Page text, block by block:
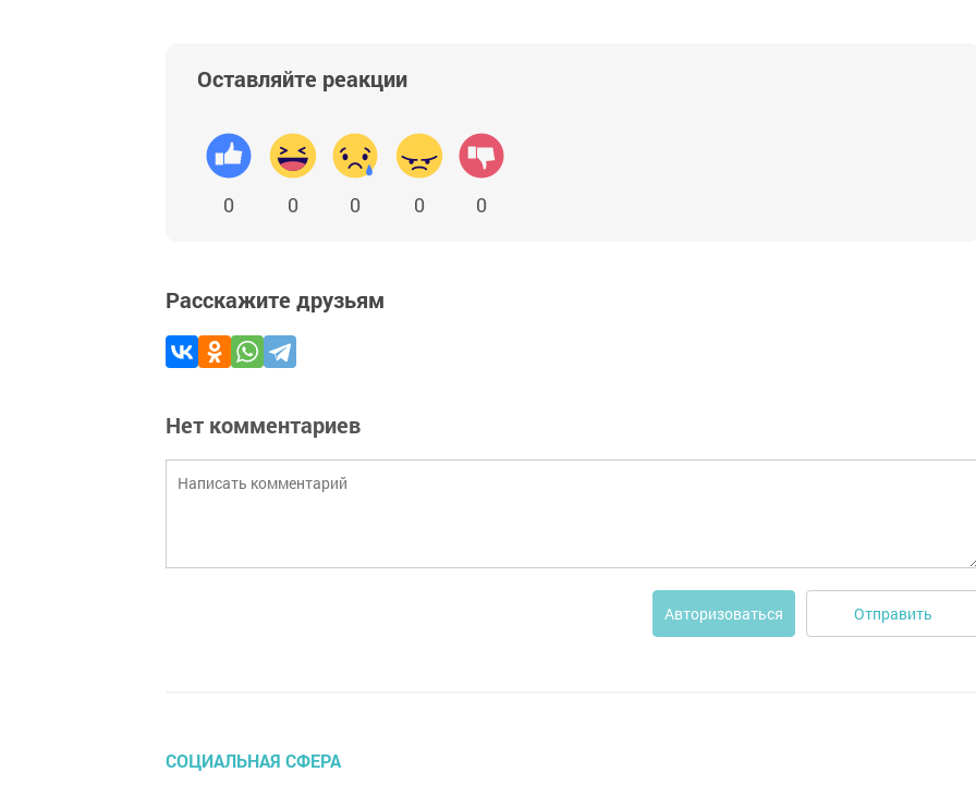
Оставляйте реакции
0 0 0 0 0
Расскажите друзьям
Нет комментариев
Авторизоваться Отправить
СОЦИАЛЬНАЯ СФЕРА